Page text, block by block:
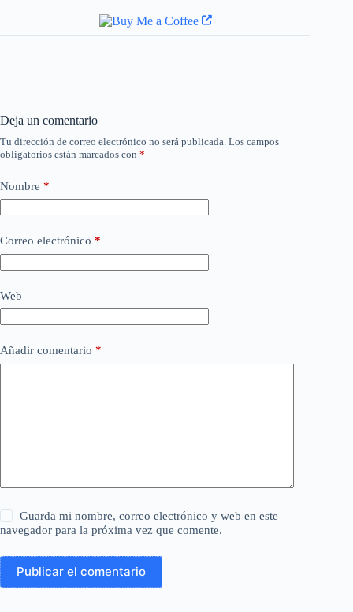
Deja un comentario
Tu dirección de correo electrónico no será publicada. Los campos
obligatorios están marcados con *
Nombre *
Correo electrónico *
Web
Añadir comentario *
Guarda mi nombre, correo electrónico y web en este
navegador para la próxima vez que comente.
Publicar el comentario